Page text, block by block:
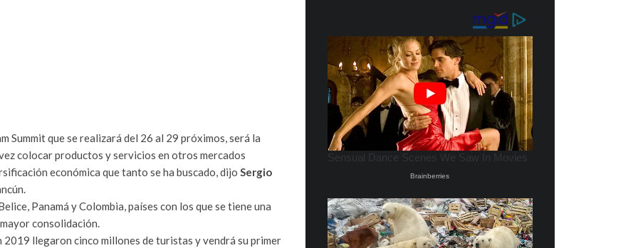
Summit que se realizará del 26 al 29 próximos, será la
colocar productos y servicios en otros mercados
económica que tanto se ha buscado, dijo Sergio
Panamá y Colombia, países con los que se tiene una
consolidación.
2019 llegaron cinco millones de turistas y vendrá su primer